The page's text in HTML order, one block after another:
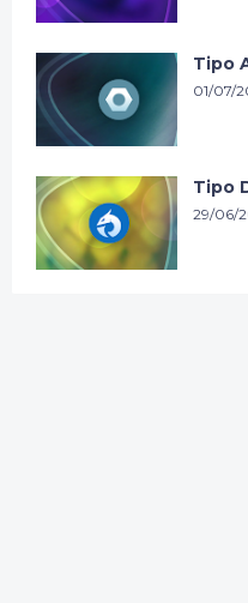
Tipo
01/07/
Tipo
29/06/